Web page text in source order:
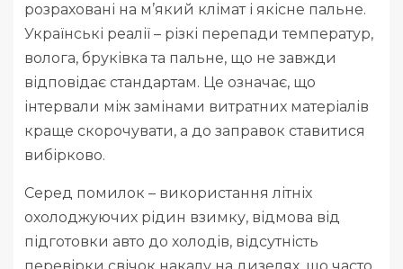
розраховані на м’який клімат і якісне пальне.
Українські реалії – різкі перепади температур,
волога, бруківка та пальне, що не завжди
відповідає стандартам. Це означає, що
інтервали між замінами витратних матеріалів
краще скорочувати, а до заправок ставитися
вибірково.
Серед помилок – використання літніх
охолоджуючих рідин взимку, відмова від
підготовки авто до холодів, відсутність